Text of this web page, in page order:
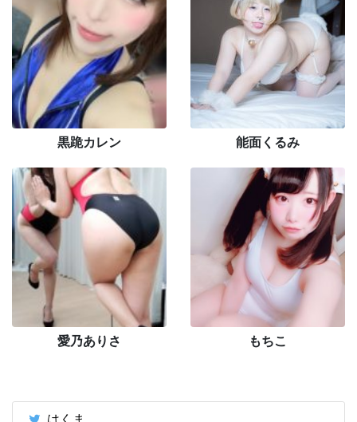
黒跪カレン 能面くるみ
愛乃ありさ もちこ
はくま